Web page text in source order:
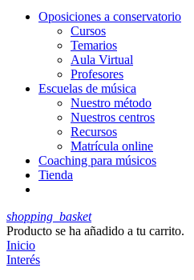
Oposiciones a conservatorio
Cursos
Temarios
Aula Virtual
Profesores
Escuelas de música
Nuestro método
Nuestros centros
Recursos
Matrícula online
Coaching para músicos
Tienda
shopping_basket
Producto se ha añadido a tu carrito.
Inicio
Interés